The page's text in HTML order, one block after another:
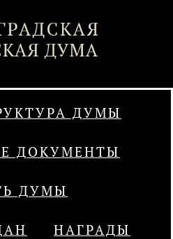
ДУМЫ
ДОКУМЕНТЫ
ДУМЫ
НАГРАДЫ